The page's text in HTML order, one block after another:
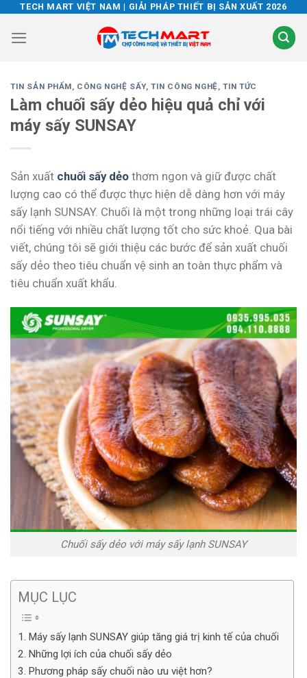
Skip
content
TECH MART VIỆT NAM | GIẢI PHÁP THIẾT BỊ SẢN XUẤT 2026
TIN SẢN PHẨM, CÔNG NGHỆ SẤY,TIN CÔNG NGHỆ, TIN TỨC
Làm chuối sấy dẻo hiệu quả chỉ với
máy sấy SUNSAY
Sản xuất chuối sấy dẻo thơm ngon và giữ được chất
lượng cao có thể được thực hiện dễ dàng hơn với máy
sấy lạnh SUNSAY. Chuối là một trong những loại trái cây
nổi tiếng với nhiều chất lượng tốt cho sức khoẻ. Qua bài
viết, chúng tôi sẽ giới thiệu các bước để sản xuất chuối
sấy dẻo theo tiêu chuẩn vệ sinh an toàn thực phẩm và
tiêu chuẩn xuất khẩu.
Chuối sấy dẻo với máy sấy lạnh SUNSAY
MỤC LỤC
Máy sấy lạnh SUNSAY giúp tăng giá trị kinh tế của chuối
Những lợi ích của chuối sấy dẻo
Phương pháp sấy chuối nào ưu việt hơn?